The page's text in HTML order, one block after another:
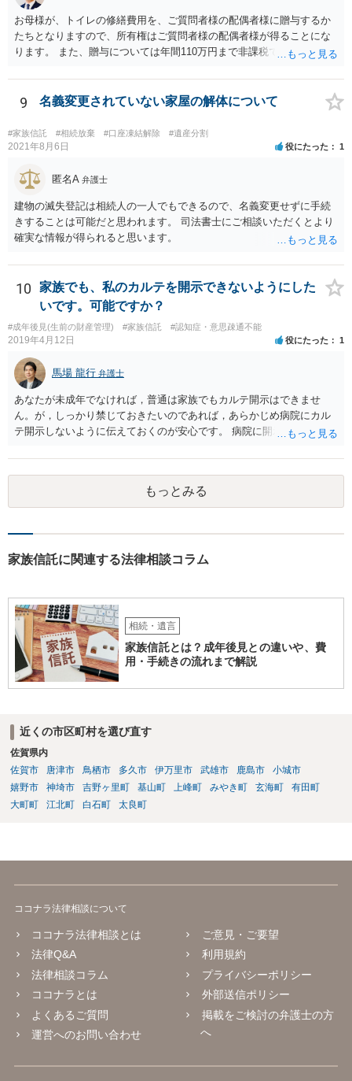
お母様が、トイレの修繕費用を、ご質問者様の配偶者様に贈与するか
たちとなりますので、所有権はご質問者様の配偶者様が得ることにな
ります。 また、贈与については年間110万円まで非課税であり、トイ
9 名義変更されていない家屋の解体について
#家族信託 #相続放棄 #口座凍結解除 #遺産分割
2021年8月6日 役にたった 1
匿名A 弁護士
建物の滅失登記は相続人の一人でもできるので、名義変更せずに手続
きすることは可能だと思われます。 司法書士にご相談いただくとより
確実な情報が得られると思います。
10
家族でも、私のカルテを開示できないようにした
いです。可能ですか？
#成年後見(生前の財産管理) #家族信託 #認知症・意思疎通不能
2019年4月12日 役にたった 1
馬場 龍行 弁護士
あなたが未成年でなければ，普通は家族でもカルテ開示はできませ
ん。が，しっかり禁じておきたいのであれば，あらかじめ病院にカル
テ開示しないように伝えておくのが安心です。 病院に開示しないよう
可能性は低いのでコストパフォーマンスとしてはどうかなという感じ
がします。
もっとみる
家族信託に関連する法律相談コラム
相続・遺言
家族信託とは？成年後見との違いや、費
用・手続きの流れまで解説
近くの市区町村を選び直す
佐賀県内
佐賀市
唐津市 鳥栖市 多久市 伊万里市 武雄市 鹿島市
小城市
嬉野市
神埼市 吉野ヶ里町 基山町 上峰町 みやき町 玄海町
有田町
大町町
江北町 白石町 太良町
ココナラ法律相談について
ココナラ法律相談とは
法律Q&A
法律相談コラム
ココナラとは
よくあるご質問
運営へのお問い合わせ
ご意見・ご要望
利用規約
プライバシーポリシー
外部送信ポリシー
掲載をご検討の弁護士の方
へ